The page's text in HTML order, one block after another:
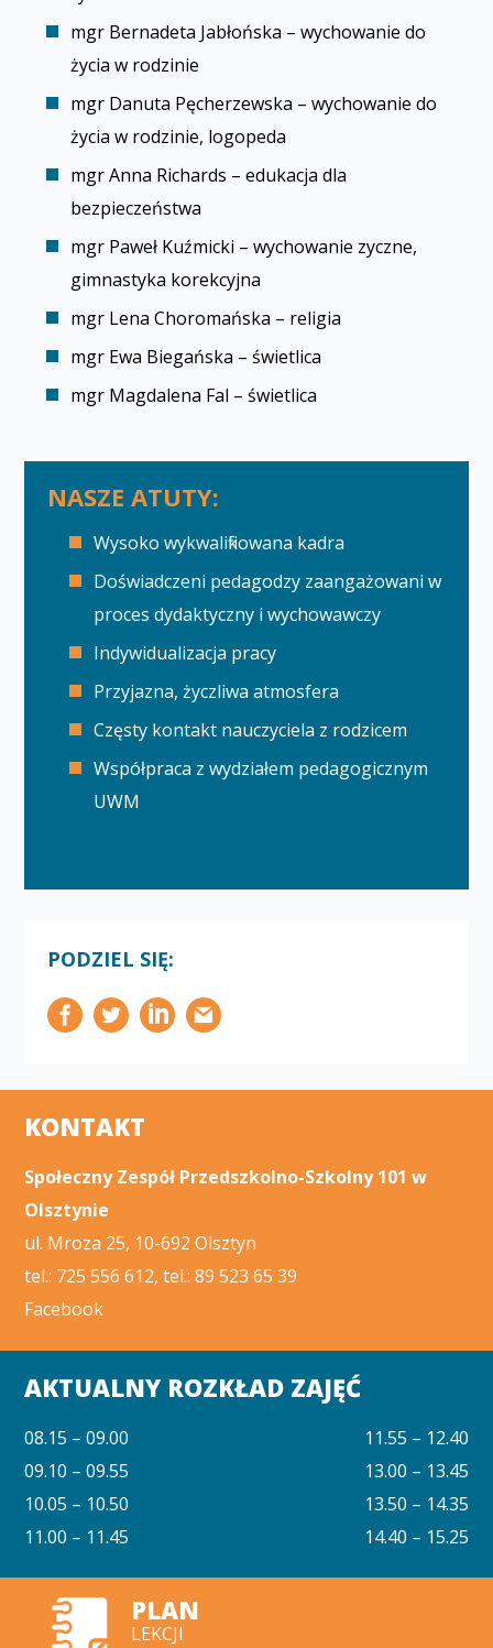
mgr Bernadeta Jabłońska – wychowanie do
życia w rodzinie
mgr Danuta Pęcherzewska – wychowanie do
życia w rodzinie, logopeda
mgr Anna Richards – edukacja dla
bezpieczeństwa
mgr Paweł Kuźmicki – wychowanie fizyczne,
gimnastyka korekcyjna
mgr Lena Choromańska – religia
mgr Ewa Biegańska – świetlica
mgr Magdalena Fal – świetlica
NASZE ATUTY:
Wysoko wykwalifikowana kadra
Doświadczeni pedagodzy zaangażowani w
proces dydaktyczny i wychowawczy
Indywidualizacja pracy
Przyjazna, życzliwa atmosfera
Częsty kontakt nauczyciela z rodzicem
Współpraca z wydziałem pedagogicznym
UWM
PODZIEL SIĘ:
KONTAKT
Społeczny Zespół Przedszkolno-Szkolny 101 w
Olsztynie
ul. Mroza 25, 10-692 Olsztyn
tel.: 725 556 612, tel.: 89 523 65 39
Facebook
AKTUALNY ROZKŁAD ZAJĘĆ
08.15 – 09.00
09.10 – 09.55
10.05 – 10.50
11.00 – 11.45
11.55 – 12.40
13.00 – 13.45
13.50 – 14.35
14.40 – 15.25
PLAN
LEKCJI